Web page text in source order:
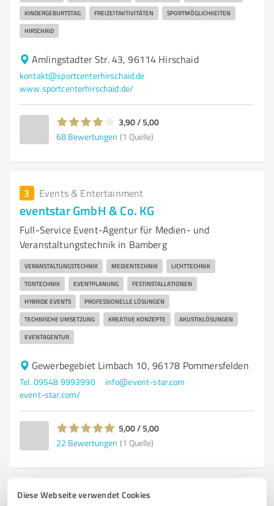
Diese Webseite verwendet Cookies
KINDERGEBURTSTAG FREIZEITAKTIVITÄTEN SPORTMÖGLICHKEITEN
HIRSCHAID
Amlingstadter Str. 43, 96114 Hirschaid
kontakt@sportcenterhirschaid.de
www.sportcenterhirschaid.de/
3,90 / 5,00
68 Bewertungen (1 Quelle)
3 Events & Entertainment
eventstar GmbH & Co. KG
Full-Service Event-Agentur für Medien- und
Veranstaltungstechnik in Bamberg
VERANSTALTUNGSTECHNIK MEDIENTECHNIK LICHTTECHNIK
TONTECHNIK EVENTPLANUNG FESTINSTALLATIONEN
HYBRIDE EVENTS PROFESSIONELLE LÖSUNGEN
TECHNISCHE UMSETZUNG KREATIVE KONZEPTE AKUSTIKLÖSUNGEN
EVENTAGENTUR
Gewerbegebiet Limbach 10, 96178 Pommersfelden
Tel. 09548 9993990
info@event-star.com
event-star.com/
5,00 / 5,00
22 Bewertungen (1 Quelle)
4 Events & Entertainment